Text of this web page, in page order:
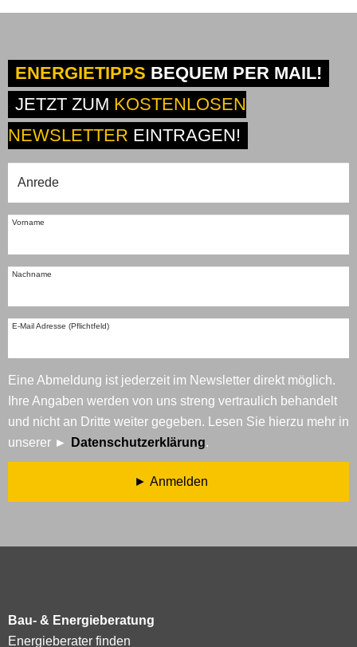
ENERGIETIPPS BEQUEM PER MAIL!
JETZT ZUM KOSTENLOSEN
NEWSLETTER EINTRAGEN!
Vorname
Nachname
E-Mail Adresse (Pflichtfeld)
Eine Abmeldung ist jederzeit im Newsletter direkt möglich.
Ihre Angaben werden von uns streng vertraulich behandelt
und nicht an Dritte weiter gegeben. Lesen Sie hierzu mehr in
unserer
Datenschutzerklärung.
Anmelden
Bau- & Energieberatung
Energieberater finden